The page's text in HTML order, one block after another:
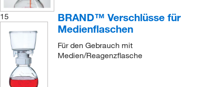
15
BRAND™ Verschlüsse für
Medienflaschen
Für den Gebrauch mit
Medien/Reagenzflasche